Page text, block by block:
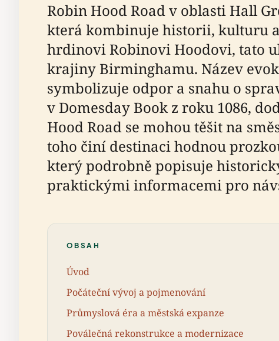
Robin Hood Road v oblasti Hall
která kombinuje historii, kulturu
hrdinovi Robinovi Hoodovi, tato
krajiny Birminghamu. Název
symbolizuje odpor a snahu o
v Domesday Book z roku 1086,
Hood Road se mohou těšit na
toho činí destinaci hodnou
který podrobně popisuje
praktickými informacemi pro
OBSAH
Úvod
Počáteční vývoj a pojmenování
Průmyslová éra a městská expanze
Poválečná rekonstrukce a modernizace